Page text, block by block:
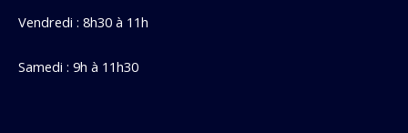
Vendredi : 8h30 à 11h
Samedi : 9h à 11h30